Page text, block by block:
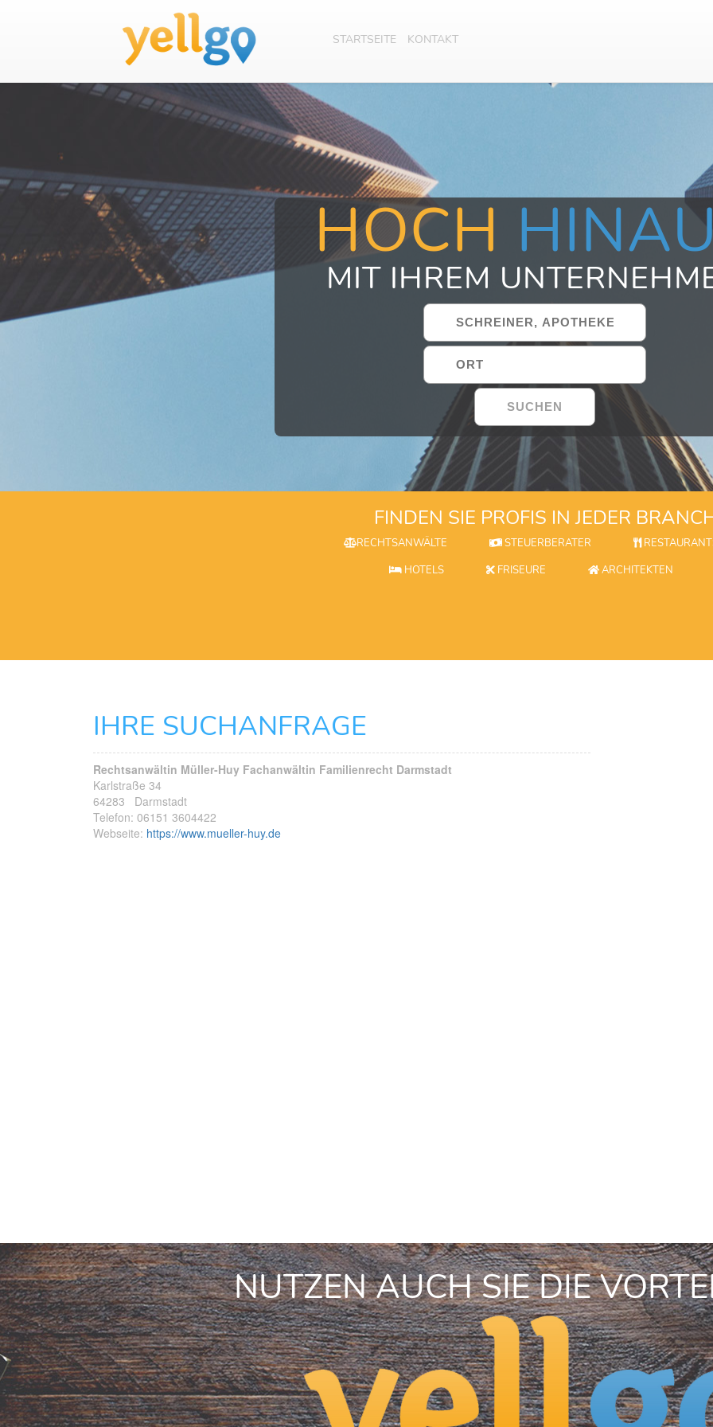
STARTSEITE KONTAKT
HOCH
MIT IHREM
FINDEN SIE PROFIS IN JEDER
RECHTSANWÄLTE STEUERBERATER
HOTELS
FRISEURE ARCHITEKTEN
IHRE SUCHANFRAGE
Rechtsanwältin Müller-Huy Fachanwältin Familienrecht Darmstadt
Karlstraße 34
64283
Darmstadt
Telefon: 06151 3604422
Webseite: https://www.mueller-huy.de
NUTZEN AUCH SIE DIE